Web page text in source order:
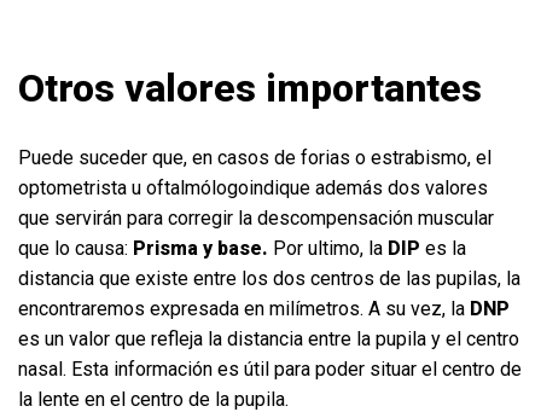
Otros valores importantes
Puede suceder que, en casos de forias o estrabismo, el
optometrista u oftalmólogoindique además dos valores
que servirán para corregir la descompensación muscular
que lo causa: Prisma y base. Por ultimo, la DIP es la
distancia que existe entre los dos centros de las pupilas, la
encontraremos expresada en milímetros. A su vez, la DNP
es un valor que refleja la distancia entre la pupila y el centro
nasal. Esta información es útil para poder situar el centro de
la lente en el centro de la pupila.